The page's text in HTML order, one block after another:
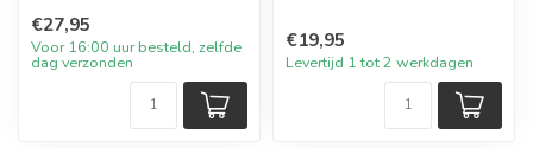
€27,95
Voor 16:00 uur besteld, zelfde
dag verzonden
€19,95
Levertijd 1 tot 2 werkdagen